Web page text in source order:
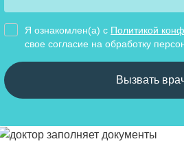
Я ознакомлен(а) с Политикой
свое cогласие на обработку
Вызвать